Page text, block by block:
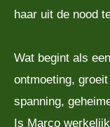
haar uit de nood
Wat begint als
ontmoeting,
spanning,
Is Marco